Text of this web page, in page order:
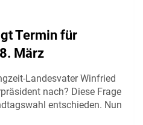
Termin für
März
Landesvater Winfried
nach? Diese Frage
entschieden. Nun